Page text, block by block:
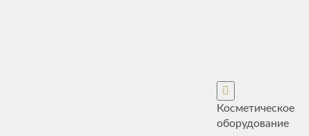
Косметическое
оборудование